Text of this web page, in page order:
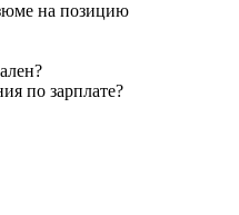
на позицию
по зарплате?